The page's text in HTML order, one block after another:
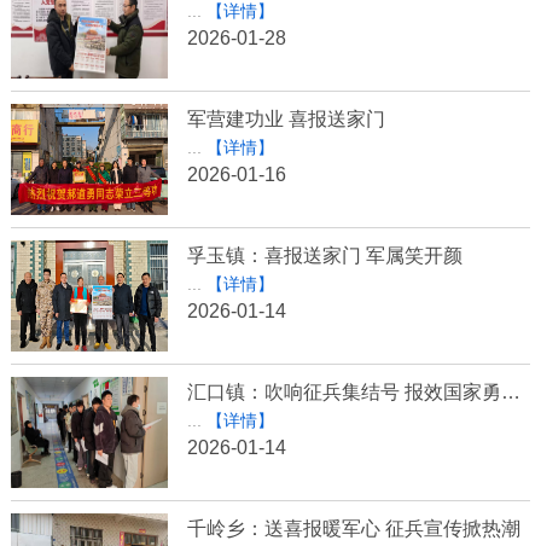
【详情】
2026-01-28
军营建功业 喜报送家门
【详情】
2026-01-16
孚玉镇：喜报送家门 军属笑开颜
【详情】
2026-01-14
汇口镇：吹响征兵集结号 报效国家勇担当
【详情】
2026-01-14
千岭乡：送喜报暖军心 征兵宣传掀热潮